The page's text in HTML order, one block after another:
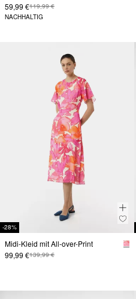
59,99 €119,99 €
NACHHALTIG
-28%
Midi-Kleid mit All-over-Print
99,99 €139,99 €